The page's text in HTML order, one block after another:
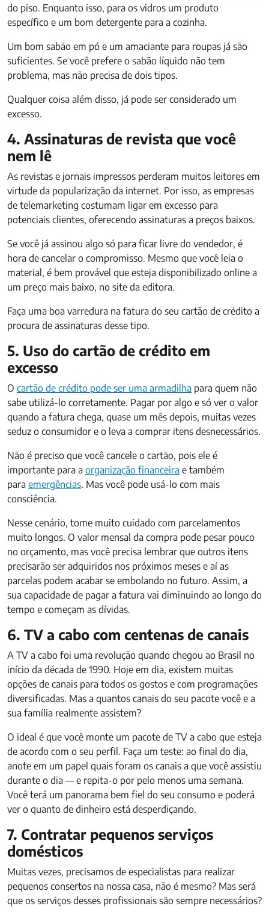
do piso. Enquanto isso, para os vidros um produto
específico e um bom detergente para a cozinha.
Um bom sabão em pó e um amaciante para roupas já são
suficientes. Se você prefere o sabão líquido não tem
problema, mas não precisa de dois tipos.
Qualquer coisa além disso, já pode ser considerado um
excesso.
4. Assinaturas de revista que você
nem lê
As revistas e jornais impressos perderam muitos leitores em
virtude da popularização da internet. Por isso, as empresas
de telemarketing costumam ligar em excesso para
potenciais clientes, oferecendo assinaturas a preços baixos.
Se você já assinou algo só para ficar livre do vendedor, é
hora de cancelar o compromisso. Mesmo que você leia o
material, é bem provável que esteja disponibilizado online a
um preço mais baixo, no site da editora.
Faça uma boa varredura na fatura do seu cartão de crédito a
procura de assinaturas desse tipo.
5. Uso do cartão de crédito em
excesso
O cartão de crédito pode ser uma armadilha para quem não
sabe utilizá-lo corretamente. Pagar por algo e só ver o valor
quando a fatura chega, quase um mês depois, muitas vezes
seduz o consumidor e o leva a comprar itens desnecessários.
Não é preciso que você cancele o cartão, pois ele é
importante para a organização financeira e também
para emergências. Mas você pode usá-lo com mais
consciência.
Nesse cenário, tome muito cuidado com parcelamentos
muito longos. O valor mensal da compra pode pesar pouco
no orçamento, mas você precisa lembrar que outros itens
precisarão ser adquiridos nos próximos meses e aí as
parcelas podem acabar se embolando no futuro. Assim, a
sua capacidade de pagar a fatura vai diminuindo ao longo do
tempo e começam as dívidas.
6. TV a cabo com centenas de canais
A TV a cabo foi uma revolução quando chegou ao Brasil no
início da década de 1990. Hoje em dia, existem muitas
opções de canais para todos os gostos e com programações
diversificadas. Mas a quantos canais do seu pacote você e a
sua família realmente assistem?
O ideal é que você monte um pacote de TV a cabo que esteja
de acordo com o seu perfil. Faça um teste: ao final do dia,
anote em um papel quais foram os canais a que você assistiu
durante o dia — e repita-o por pelo menos uma semana.
Você terá um panorama bem fiel do seu consumo e poderá
ver o quanto de dinheiro está desperdiçando.
7. Contratar pequenos serviços
domésticos
Muitas vezes, precisamos de especialistas para realizar
pequenos consertos na nossa casa, não é mesmo? Mas será
que os serviços desses profissionais são sempre necessários?